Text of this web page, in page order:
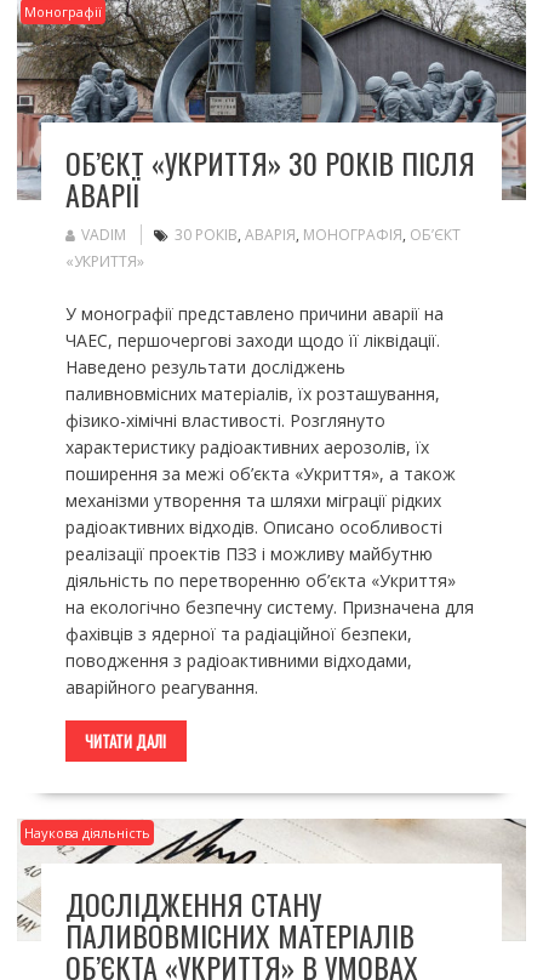
Монографії
ОБ’ЄКТ «УКРИТТЯ» 30 РОКІВ ПІСЛЯ
АВАРІЇ
VADIM 30 РОКІВ, АВАРІЯ, МОНОГРАФІЯ, ОБ’ЄКТ
«УКРИТТЯ»
У монографії представлено причини аварії на
ЧАЕС, першочергові заходи щодо її ліквідації.
Наведено результати досліджень
паливновмісних матеріалів, їх розташування,
фізико-хімічні властивості. Розглянуто
характеристику радіоактивних аерозолів, їх
поширення за межі об’єкта «Укриття», а також
механізми утворення та шляхи міграції рідких
радіоактивних відходів. Описано особливості
реалізації проектів ПЗЗ і можливу майбутню
діяльність по перетворенню об’єкта «Укриття»
на екологічно безпечну систему. Призначена для
фахівців з ядерної та радіаційної безпеки,
поводження з радіоактивними відходами,
аварійного реагування.
ЧИТАТИ ДАЛІ
Наукова діяльність
ДОСЛІДЖЕННЯ СТАНУ
ПАЛИВОВМІСНИХ МАТЕРІАЛІВ
ОБ’ЄКТА «УКРИТТЯ» В УМОВАХ